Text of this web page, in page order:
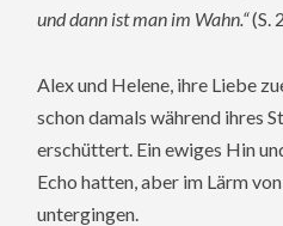
und dann ist man im Wahn.“(S.
Alex und Helene, ihre Liebe
schon damals während ihres
erschüttert. Ein ewiges Hin
Echo hatten, aber im Lärm
untergingen.